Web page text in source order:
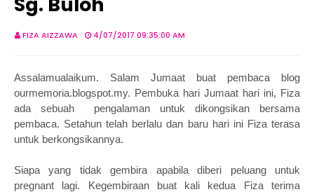
FIZA AIZZAWA 4/07/2017 09:35:00 AM
Assalamualaikum. Salam Jumaat buat pembaca blog
ourmemoria.blogspot.my. Pembuka hari Jumaat hari ini, Fiza
ada sebuah pengalaman untuk dikongsikan bersama
pembaca. Setahun telah berlalu dan baru hari ini Fiza terasa
untuk berkongsikannya.
Siapa yang tidak gembira apabila diberi peluang untuk
pregnant lagi. Kegembiraan buat kali kedua Fiza terima